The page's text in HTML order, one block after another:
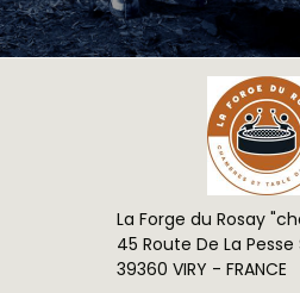
La Forge du Rosay
45 Route De La Pesse
39360 VIRY - FRANCE